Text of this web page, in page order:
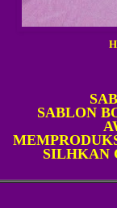
SABLON
SILHKAN